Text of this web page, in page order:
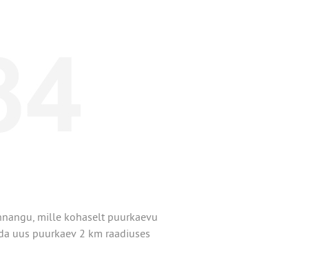
mille kohaselt puurkaevu
uus puurkaev 2 km raadiuses